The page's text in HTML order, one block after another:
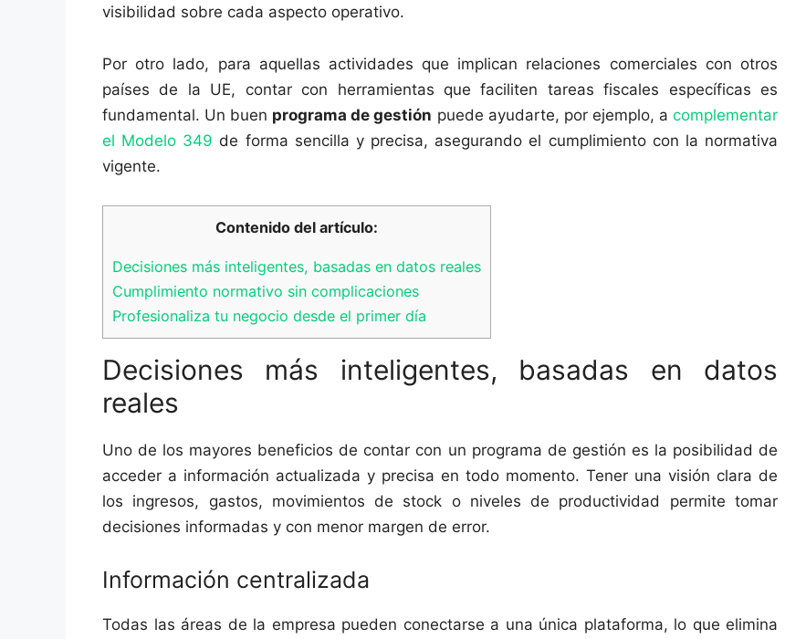
visibilidad sobre cada aspecto operativo.
Por otro lado, para aquellas actividades que implican relaciones comerciales con otros
países de la UE, contar con herramientas que faciliten tareas fiscales específicas es
fundamental. Un buen programa de gestión puede ayudarte, por ejemplo, acomplementar
el Modelo 349 de forma sencilla y precisa, asegurando el cumplimiento con la normativa
vigente.
Contenido del artículo:
Decisiones más inteligentes, basadas en datos reales
Cumplimiento normativo sin complicaciones
Profesionaliza tu negocio desde el primer día
Decisiones más inteligentes, basadas en datos
reales
Uno de los mayores beneficios de contar con un programa de gestión es la posibilidad de
acceder a información actualizada y precisa en todo momento. Tener una visión clara de
los ingresos, gastos, movimientos de stock o niveles de productividad permite tomar
decisiones informadas y con menor margen de error.
Información centralizada
Todas las áreas de la empresa pueden conectarse a una única plataforma, lo que elimina